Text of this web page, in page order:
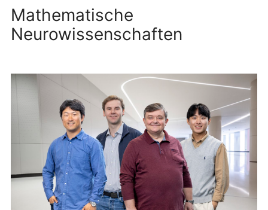
Mathematische
Neurowissenschaften